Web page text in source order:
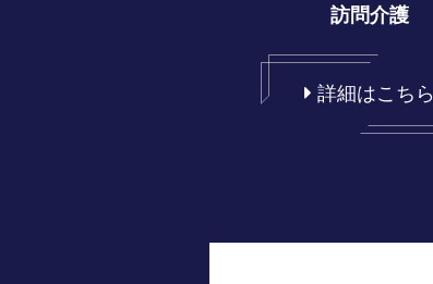
訪問介護
詳細はこちら